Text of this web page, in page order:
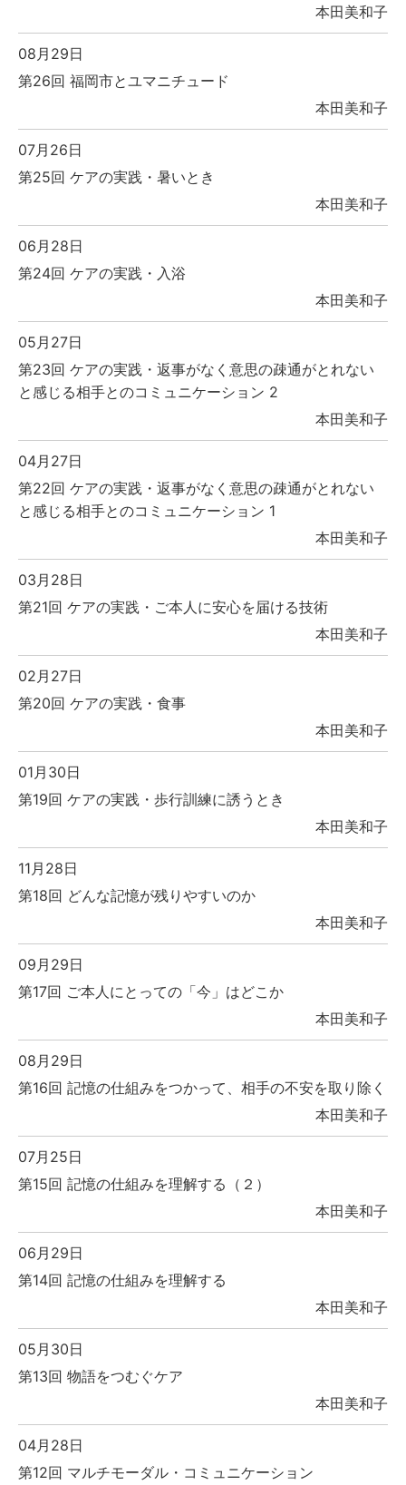
本田美和子
08月29日
第26回 福岡市とユマニチュード
本田美和子
07月26日
第25回 ケアの実践・暑いとき
本田美和子
06月28日
第24回 ケアの実践・入浴
本田美和子
05月27日
第23回 ケアの実践・返事がなく意思の疎通がとれない
と感じる相手とのコミュニケーション 2
本田美和子
04月27日
第22回 ケアの実践・返事がなく意思の疎通がとれない
と感じる相手とのコミュニケーション 1
本田美和子
03月28日
第21回 ケアの実践・ご本人に安心を届ける技術
本田美和子
02月27日
第20回 ケアの実践・食事
本田美和子
01月30日
第19回 ケアの実践・歩行訓練に誘うとき
本田美和子
11月28日
第18回 どんな記憶が残りやすいのか
本田美和子
09月29日
第17回 ご本人にとっての「今」はどこか
本田美和子
08月29日
第16回 記憶の仕組みをつかって、相手の不安を取り除く
本田美和子
07月25日
第15回 記憶の仕組みを理解する（２）
本田美和子
06月29日
第14回 記憶の仕組みを理解する
本田美和子
05月30日
第13回 物語をつむぐケア
本田美和子
04月28日
第12回 マルチモーダル・コミュニケーション